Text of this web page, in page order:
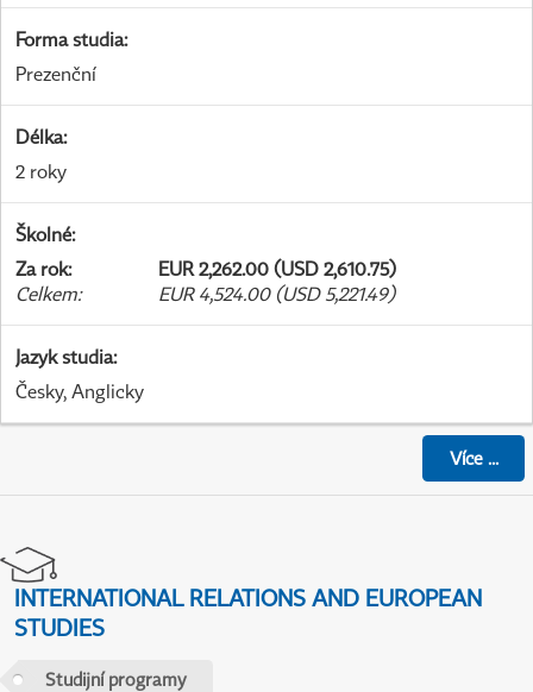
Forma studia:
Prezenční
Délka:
2 roky
Školné:
Za rok:
EUR 2,262.00 (USD 2,610.75)
Celkem: EUR 4,524.00 (USD 5,221.49)
Jazyk studia:
Česky, Anglicky
Více...
INTERNATIONAL RELATIONS AND EUROPEAN
STUDIES
Studijní programy